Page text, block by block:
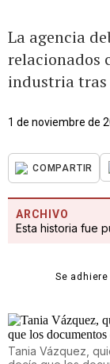
La agencia
relacionados
industria
1 de noviembre de
COMPARTIR
ARCHIVO
Esta historia fue
Se
Tania Vázquez,